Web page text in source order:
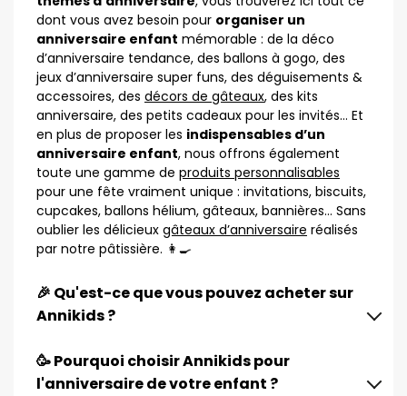
dont vous avez besoin pour organiser un
anniversaire enfant mémorable : de la déco
d’anniversaire tendance, des ballons à gogo, des
jeux d’anniversaire super funs, des déguisements &
accessoires, des décors de gâteaux, des kits
anniversaire, des petits cadeaux pour les invités… Et
en plus de proposer les indispensables d’un
anniversaire enfant, nous offrons également
toute une gamme de produits personnalisables
pour une fête vraiment unique : invitations, biscuits,
cupcakes, ballons hélium, gâteaux, bannières… Sans
oublier les délicieux gâteaux d’anniversaire réalisés
par notre pâtissière. 👩‍🍳
🎉 Qu'est-ce que vous pouvez acheter sur
Annikids ?
🥳 Pourquoi choisir Annikids pour
l'anniversaire de votre enfant ?